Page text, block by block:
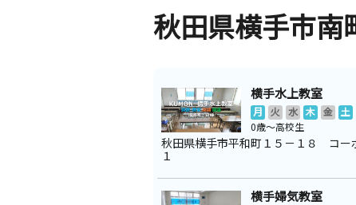
秋田県横手市南
横手水上教室
月 火 水 木 金 土
0歳～高校生
秋田県横手市平和町１５－１８ コー
１
横手婦気教室